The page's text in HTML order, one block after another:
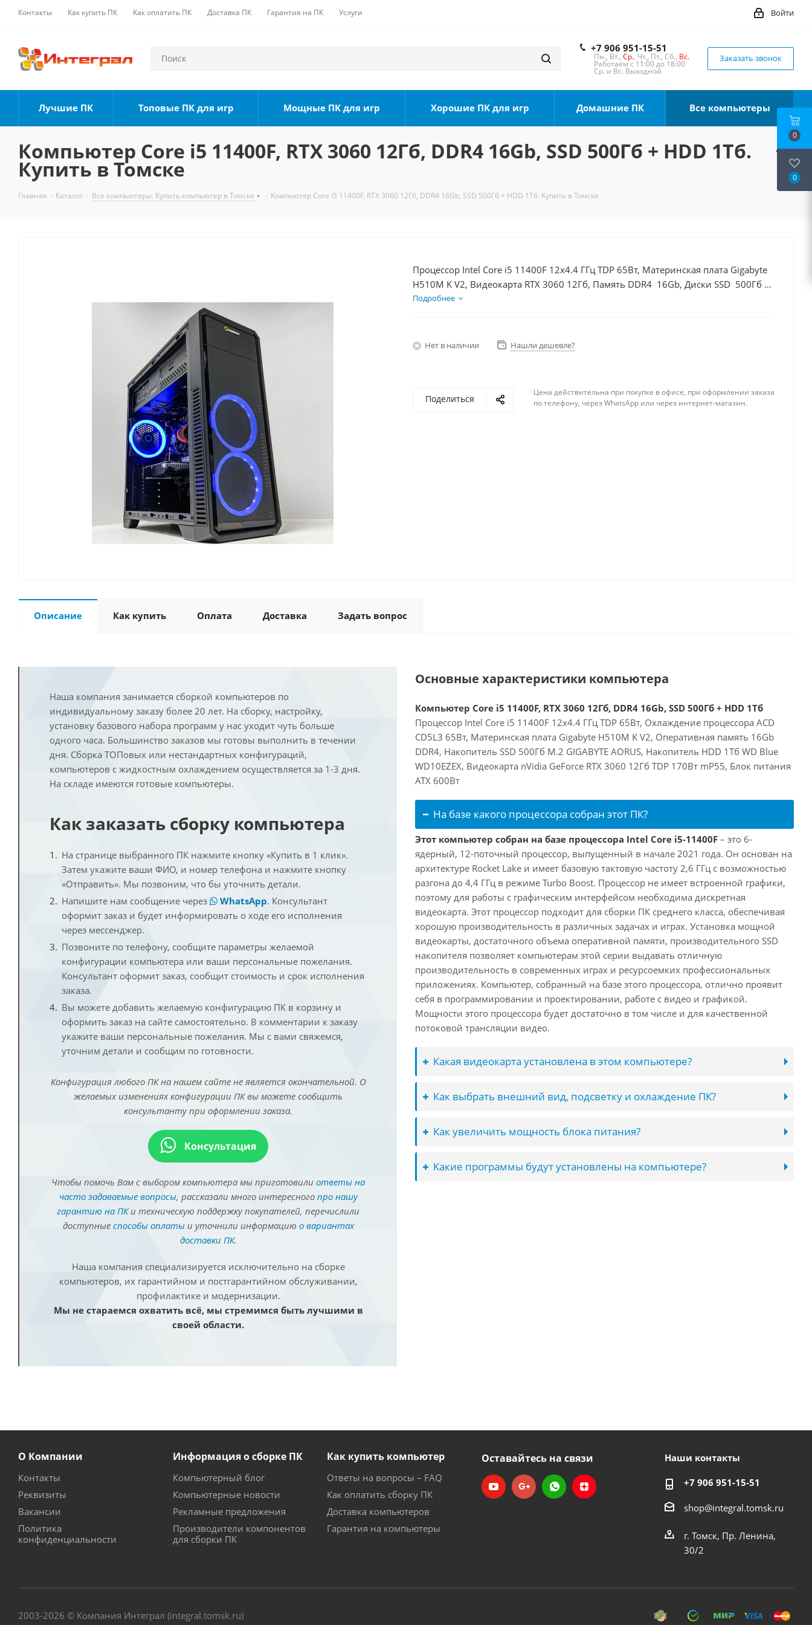
Контакты Как купить ПК Как оплатить ПК Доставка ПК Гарантия на ПК Услуги Войти
+7 906 951-15-51
Пн., Вт., Ср., Чт., Пт., Сб., Вс.
Работаем с 11:00 до 18:00
Ср. и Вс. Выходной
Заказать звонок
Лучшие ПК Топовые ПК для игр Мощные ПК для игр Хорошие ПК для игр Домашние ПК Все компьютеры
Компьютер Core i5 11400F, RTX 3060 12Гб, DDR4 16Gb, SSD 500Гб + HDD 1Тб.
Купить в Томске
Главная - Каталог - Все компьютеры. Купить компьютер в Томске - Компьютер Core i5 11400F, RTX 3060 12Гб, DDR4 16Gb, SSD 500Гб + HDD 1Тб. Купить в Томске
Процессор Intel Core i5 11400F 12x4.4 ГГц TDP 65Вт, Материнская плата Gigabyte
H510M K V2, Видеокарта RTX 3060 12Гб, Память DDR4 16Gb, Диски SSD 500Гб +
HDD 1Тб, БП 600Вт
Подробнее
Нет в наличии Нашли дешевле?
Поделиться
Цена действительна при покупке в офисе, при оформлении заказа
по телефону, через WhatsApp или через интернет-магазин.
Описание Как купить Оплата Доставка Задать вопрос
Наша компания занимается сборкой компьютеров по
индивидуальному заказу более 20 лет. На сборку, настройку,
установку базового набора программ у нас уходит чуть больше
одного часа. Большинство заказов мы готовы выполнить в течении
дня. Сборка ТОПовых или нестандартных конфигураций,
компьютеров с жидкостным охлаждением осуществляется за 1-3 дня.
На складе имеются готовые компьютеры.
Как заказать сборку компьютера
На странице выбранного ПК нажмите кнопку «Купить в 1 клик».
Затем укажите ваши ФИО, и номер телефона и нажмите кнопку
«Отправить». Мы позвоним, что бы уточнить детали.
Напишите нам сообщение через
WhatsApp. Консультант
оформит заказ и будет информировать о ходе его исполнения
через мессенджер.
Позвоните по телефону, сообщите параметры желаемой
конфигурации компьютера или ваши персональные пожелания.
Консультант оформит заказ, сообщит стоимость и срок исполнения
заказа.
Вы можете добавить желаемую конфигурацию ПК в корзину и
оформить заказ на сайте самостоятельно. В комментарии к заказу
укажите ваши персональные пожелания. Мы с вами свяжемся,
уточним детали и сообщим по готовности.
Конфигурация любого ПК на нашем сайте не является окончательной. О
желаемых изменениях конфигурации ПК вы можете сообщить
консультанту при оформлении заказа.
Консультация
Чтобы помочь Вам с выбором компьютера мы приготовили ответы на
часто задаваемые вопросы, рассказали много интересного про нашу
гарантию на ПКи техническую поддержку покупателей, перечислили
доступные способы оплатыи уточнили информацию о вариантах
доставки ПК.
Наша компания специализируется исключительно на сборке
компьютеров, их гарантийном и постгарантийном обслуживании,
профилактике и модернизации.
Мы не стараемся охватить всё, мы стремимся быть лучшими в
своей области.
Основные характеристики компьютера
Компьютер Core i5 11400F, RTX 3060 12Гб, DDR4 16Gb, SSD 500Гб + HDD 1Тб
Процессор Intel Core i5 11400F 12x4.4 ГГц TDP 65Вт, Охлаждение процессора ACD
CD5L3 65Вт, Материнская плата Gigabyte H510M K V2, Оперативная память 16Gb
DDR4, Накопитель SSD 500Гб M.2 GIGABYTE AORUS, Накопитель HDD 1Тб WD Blue
WD10EZEX, Видеокарта nVidia GeForce RTX 3060 12Гб TDP 170Вт mP55, Блок питания
ATX 600Вт
На базе какого процессора собран этот ПК?
Этот компьютер собран на базе процессора Intel Core i5-11400F – это 6-
ядерный, 12-поточный процессор, выпущенный в начале 2021 года. Он основан на
архитектуре Rocket Lake и имеет базовую тактовую частоту 2,6 ГГц с возможностью
разгона до 4,4 ГГц в режиме Turbo Boost. Процессор не имеет встроенной графики,
поэтому для работы с графическим интерфейсом необходима дискретная
видеокарта. Этот процессор подходит для сборки ПК среднего класса, обеспечивая
хорошую производительность в различных задачах и играх. Установка мощной
видеокарты, достаточного объема оперативной памяти, производительного SSD
накопителя позволяет компьютерам этой серии выдавать отличную
производительность в современных играх и ресурсоемких профессиональных
приложениях. Компьютер, собранный на базе этого процессора, отлично проявит
себя в программировании и проектировании, работе с видео и графикой.
Мощности этого процессора будет достаточно в том числе и для качественной
потоковой трансляции видео.
Какая видеокарта установлена в этом компьютере?
Как выбрать внешний вид, подсветку и охлаждение ПК?
Как увеличить мощность блока питания?
Какие программы будут установлены на компьютере?
О Компании
Контакты
Реквизиты
Вакансии
Политика
конфиденциальности
Информация о сборке ПК
Компьютерный блог
Компьютерные новости
Рекламные предложения
Производители компонентов
для сборки ПК
Как купить компьютер
Ответы на вопросы – FAQ
Как оплатить сборку ПК
Доставка компьютеров
Гарантия на компьютеры
Оставайтесь на связи Наши контакты
+7 906 951-15-51
shop@integral.tomsk.ru
г. Томск, Пр. Ленина,
30/2
2003-2026 © Компания Интеграл (integral.tomsk.ru)
0
0